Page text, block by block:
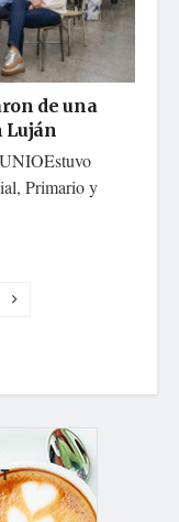
de una
Luján
Primario y